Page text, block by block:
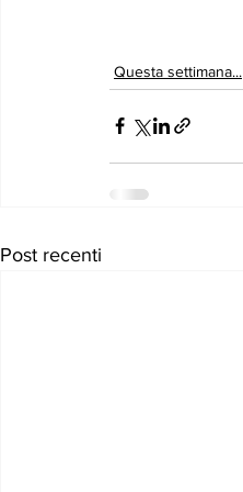
Questa settimana...
Post recenti